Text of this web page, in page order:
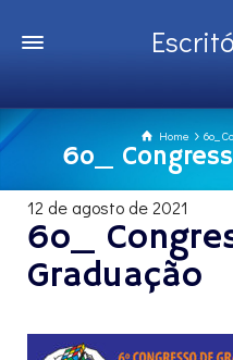
Home 6o_
6o_
12 de agosto de 2021
6o_
Graduação